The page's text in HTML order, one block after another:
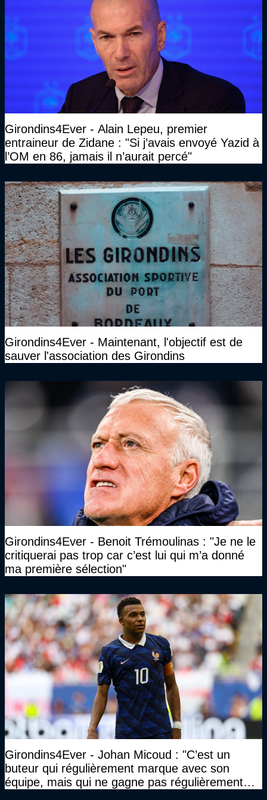
Girondins4Ever - Alain Lepeu, premier
entraineur de Zidane : "Si j’avais envoyé Yazid à
l’OM en 86, jamais il n’aurait percé"
Girondins4Ever - Maintenant, l'objectif est de
sauver l'association des Girondins
Girondins4Ever - Benoit Trémoulinas : "Je ne le
critiquerai pas trop car c’est lui qui m’a donné
ma première sélection"
Girondins4Ever - Johan Micoud : "C’est un
buteur qui régulièrement marque avec son
équipe, mais qui ne gagne pas régulièrement